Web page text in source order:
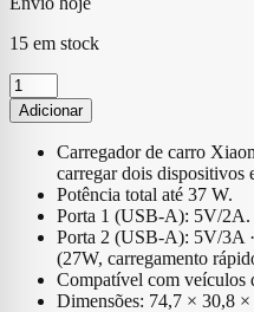
15 em stock
Quantidade
de
Carregador
Xiaomi
Charger
37W
Dual
Preto
Adicionar
Carregador de carro
carregar dois dispositivos
Potência total até 37 W.
Porta 1 (USB-A): 5V/2A.
Porta 2 (USB-A): 5V/3A
(27W, carregamento
Compatível com
Dimensões: 74,7 × 30,8